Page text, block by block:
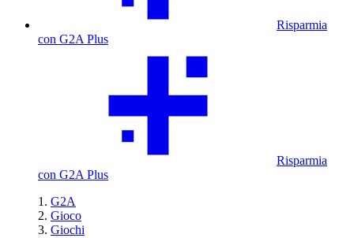
Risparmia
con G2A Plus
Risparmia
con G2A Plus
G2A
Gioco
Giochi